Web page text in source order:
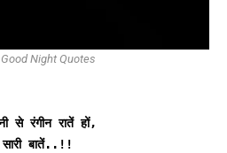
Night Quotes
से रंगीन रातें हों,
बातें..!!